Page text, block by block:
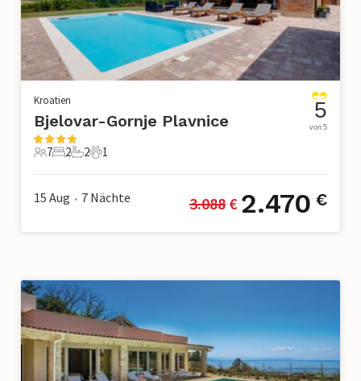
Kroatien
Bjelovar-Gornje Plavnice
7 Gäste
7
2 Schlafzimmer
2
2 Badezimmer
2
1 Haustier
1
5
von 5
15 Aug • 7 Nächte 3.088 € 2.470 €